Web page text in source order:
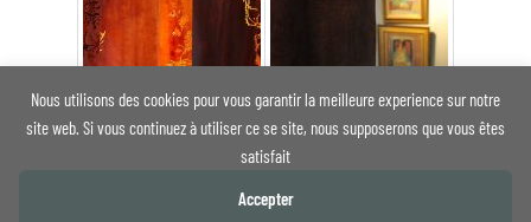
Nous utilisons des cookies pour vous garantir la meilleure experience sur notre
site web. Si vous continuez à utiliser ce se site, nous supposerons que vous êtes
satisfait
Accepter